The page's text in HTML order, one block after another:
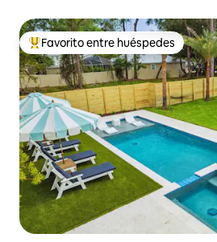
Favorito entre huéspedes preferido
Favorito entre huéspedes